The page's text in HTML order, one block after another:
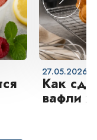
27.05.2026
Как
вафли